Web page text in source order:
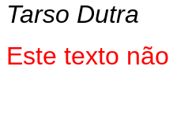
Tarso Dutra
Este texto